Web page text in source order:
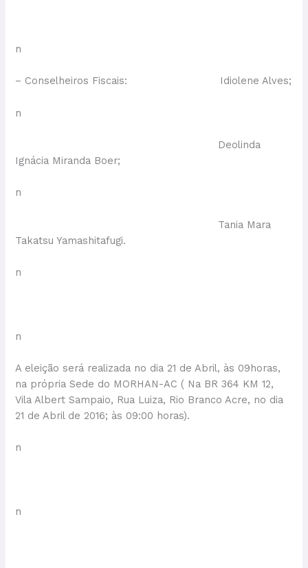
n
– Conselheiros Fiscais: Idiolene Alves;
n
Deolinda
Ignácia Miranda Boer;
n
Tania Mara
Takatsu Yamashitafugi.
n
n
A eleição será realizada no dia 21 de Abril, às 09horas,
na própria Sede do MORHAN-AC ( Na BR 364 KM 12,
Vila Albert Sampaio, Rua Luiza, Rio Branco Acre, no dia
21 de Abril de 2016; às 09:00 horas).
n
n